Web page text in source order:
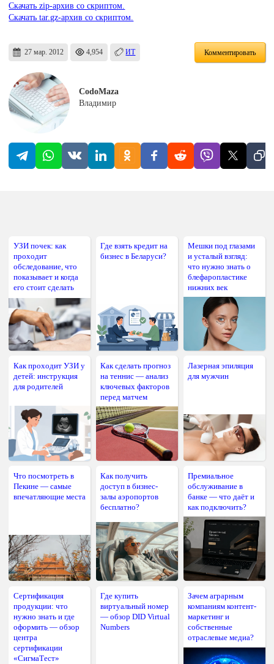
Скачать zip-архив со скриптом.
Скачать tar.gz-архив со скриптом.
27 мар. 2012 4,954 ИТ Комментировать
CodoMaza
Владимир
УЗИ почек: как
проходит
обследование, что
показывает и когда
его стоит сделать
Где взять кредит на
бизнес в Беларуси?
Мешки под глазами
и усталый взгляд:
что нужно знать о
блефаропластике
нижних век
Как проходит УЗИ у
детей: инструкция
для родителей
Как сделать прогноз
на теннис — анализ
ключевых факторов
перед матчем
Лазерная эпиляция
для мужчин
Что посмотреть в
Пекине — самые
впечатляющие места
Как получить
доступ в бизнес-
залы аэропортов
бесплатно?
Премиальное
обслуживание в
банке — что даёт и
как подключить?
Сертификация
продукции: что
нужно знать и где
оформить — обзор
центра
сертификации
«СигмаТест»
Где купить
виртуальный номер
— обзор DID Virtual
Numbers
Зачем аграрным
компаниям контент-
маркетинг и
собственные
отраслевые медиа?